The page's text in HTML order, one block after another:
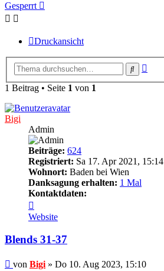
Gesperrt
Druckansicht
Suche
1 Beitrag • Seite 1 von 1
Bigi
Admin
Beiträge: 624
Registriert: Sa 17. Apr 2021, 15:14
Wohnort: Baden bei Wien
Danksagung erhalten: 1 Mal
Kontaktdaten:
von
Bigi
Website
Blends 31-37
Beitrag
von Bigi » Do 10. Aug 2023, 15:10